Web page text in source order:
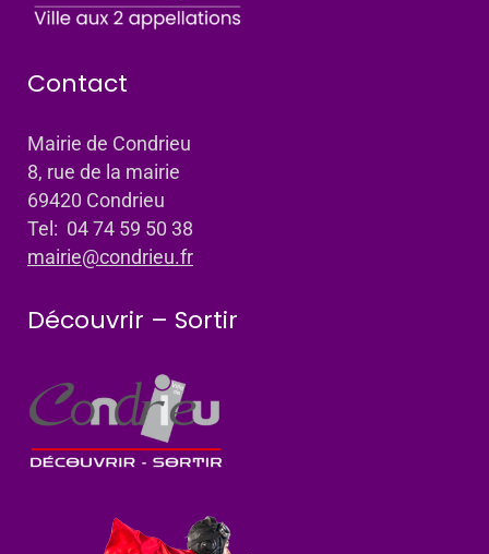
Contact
Mairie de Condrieu
8, rue de la mairie
69420 Condrieu
Tel: 04 74 59 50 38
mairie@condrieu.fr
Découvrir – Sortir